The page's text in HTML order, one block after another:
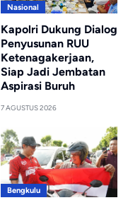
Nasional
Kapolri Dukung Dialog
Penyusunan RUU
Ketenagakerjaan,
Siap Jadi Jembatan
Aspirasi Buruh
7 AGUSTUS 2026
Bengkulu